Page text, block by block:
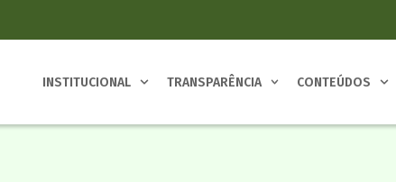
INSTITUCIONAL TRANSPARÊNCIA CONTEÚDOS